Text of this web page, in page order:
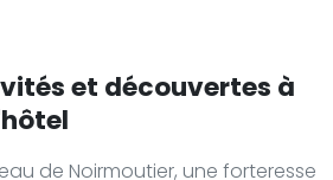
et découvertes à
de Noirmoutier, une forteresse